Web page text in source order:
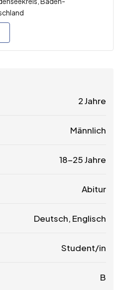
2 Jahre
Männlich
18-25 Jahre
Abitur
Deutsch, Englisch
Student/in
B